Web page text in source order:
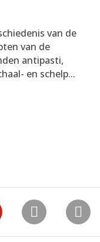
van de
van de
antipasti,
en schelp...